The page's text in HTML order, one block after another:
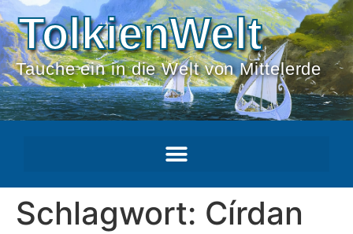
TolkienWelt
Tauche ein in die Welt von Mittelerde
Schlagwort: Círdan